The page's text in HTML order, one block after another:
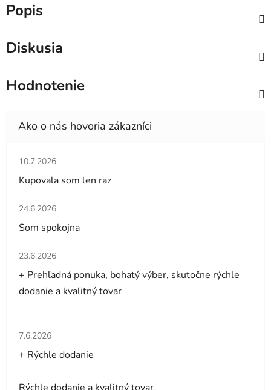
Popis
Diskusia
Hodnotenie
Hodnotenie obchodu je 5 z 5 hviezdičiek.
10.7.2026
Kupovala som len raz
Hodnotenie obchodu je 5 z 5 hviezdičiek.
24.6.2026
Som spokojna
Hodnotenie obchodu je 5 z 5 hviezdičiek.
23.6.2026
+ Prehľadná ponuka, bohatý výber, skutočne rýchle
dodanie a kvalitný tovar
Hodnotenie obchodu je 5 z 5 hviezdičiek.
7.6.2026
+ Rýchle dodanie